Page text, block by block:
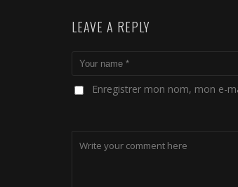
LEAVE A REPLY
Enregistrer mon nom, mon e-